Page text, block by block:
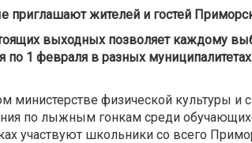
приглашают жителей и гостей
выходных позволяет каждому
по 1 февраля в разных
министерстве физической культуры
по лыжным гонкам среди
участвуют школьники со всего